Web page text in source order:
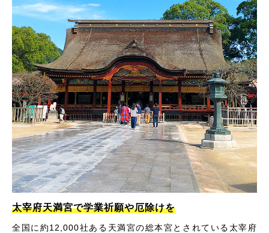
太宰府天満宮で学業祈願や厄除けを
全国に約12,000社ある天満宮の総本宮とされている太宰府